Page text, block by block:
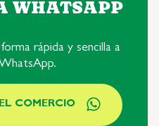
WHATSAPP
rápida y sencilla a
COMERCIO